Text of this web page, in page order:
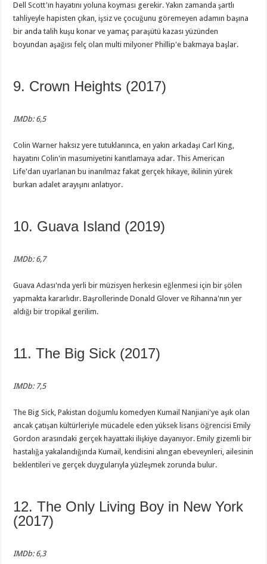
Dell Scott'ın hayatını yoluna koyması gerekir. Yakın zamanda şartlı
tahliyeyle hapisten çıkan, işsiz ve çocuğunu göremeyen adamın başına
bir anda talih kuşu konar ve yamaç paraşütü kazası yüzünden
boyundan aşağısı felç olan multi milyoner Phillip'e bakmaya başlar.
9. Crown Heights (2017)
IMDb: 6,5
Colin Warner haksız yere tutuklanınca, en yakın arkadaşı Carl King,
hayatını Colin'in masumiyetini kanıtlamaya adar. This American
Life'dan uyarlanan bu inanılmaz fakat gerçek hikaye, ikilinin yürek
burkan adalet arayışını anlatıyor.
10. Guava Island (2019)
IMDb: 6,7
Guava Adası'nda yerli bir müzisyen herkesin eğlenmesi için bir şölen
yapmakta kararlıdır. Başrollerinde Donald Glover ve Rihanna'nın yer
aldığı bir tropikal gerilim.
11. The Big Sick (2017)
IMDb: 7,5
The Big Sick, Pakistan doğumlu komedyen Kumail Nanjiani'ye aşık olan
ancak çatışan kültürleriyle mücadele eden yüksek lisans öğrencisi Emily
Gordon arasındaki gerçek hayattaki ilişkiye dayanıyor. Emily gizemli bir
hastalığa yakalandığında Kumail, kendisini alıngan ebeveynleri, ailesinin
beklentileri ve gerçek duygularıyla yüzleşmek zorunda bulur.
12. The Only Living Boy in New York
(2017)
IMDb: 6,3